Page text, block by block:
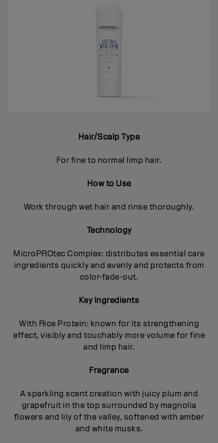
Hair/Scalp Type
For fine to normal limp hair.
How to Use
Work through wet hair and rinse thoroughly.
Technology
MicroPROtec Complex: distributes essential care
ingredients quickly and evenly and protects from
color-fade-out.
Key Ingredients
With Rice Protein: known for its strengthening
effect, visibly and touchably more volume for fine
and limp hair.
Fragrance
A sparkling scent creation with juicy plum and
grapefruit in the top surrounded by magnolia
flowers and lily of the valley, softened with amber
and white musks.